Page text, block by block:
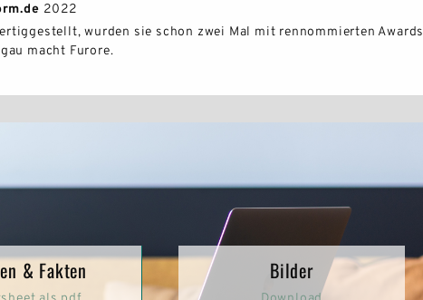
2022
wurden sie schon zwei Mal mit rennommierten Awards
macht Furore.
& Fakten Bilder